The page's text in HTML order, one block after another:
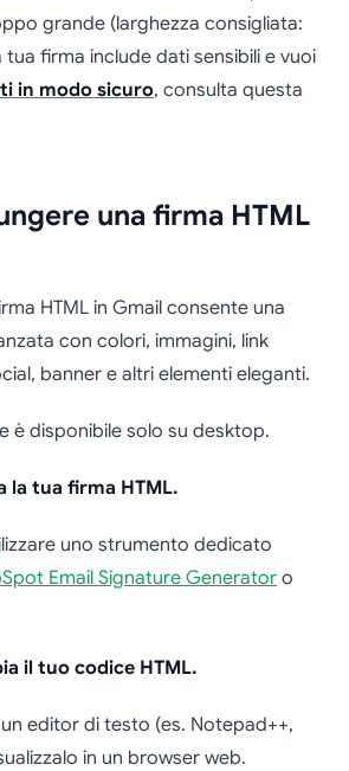
grande (larghezza consigliata:
tua firma include dati sensibili e vuoi
in modo sicuro, consulta questa
una firma HTML
HTML in Gmail consente una
con colori, immagini, link
banner e altri elementi eleganti.
è disponibile solo su desktop.
la tua firma HTML.
uno strumento dedicato
Email Signature Generator o
il tuo codice HTML.
un editor di testo (es. Notepad++,
in un browser web.